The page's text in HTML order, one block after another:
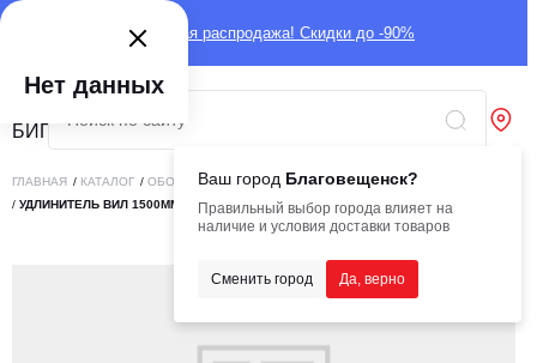
Глобальная распродажа! Скидки до -90%
Ваш город Благовещенск?
Правильный выбор города влияет на
наличие и условия доставки товаров
Сменить город Да, верно
ГЛАВНАЯ / КАТАЛОГ / ОБОРУДОВАНИЕ /НАВЕСНОЕ ОБОРУДОВАНИЕ
/ УДЛИНИТЕЛЬ ВИЛ 1500ММ (К-Т 2ШТ)
Нет данных